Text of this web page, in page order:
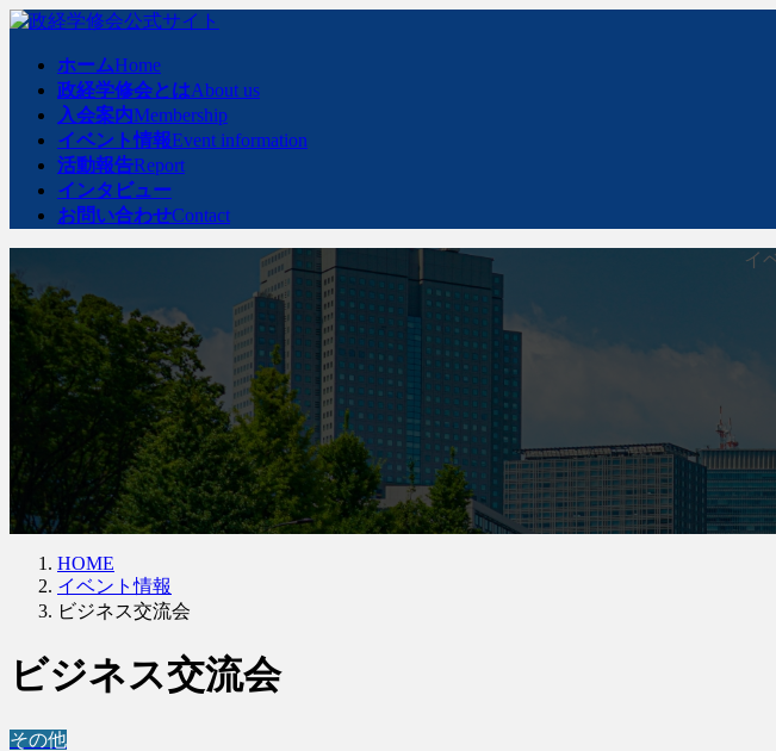
コ
プ
ナ
動
ホームHome
政経学修会とはAbout us
入会案内Membership
イベント情報Event information
活動報告Report
インタビュー
お問い合わせContact
イ
HOME
イベント情報
ビジネス交流会
ビジネス交流会
その他